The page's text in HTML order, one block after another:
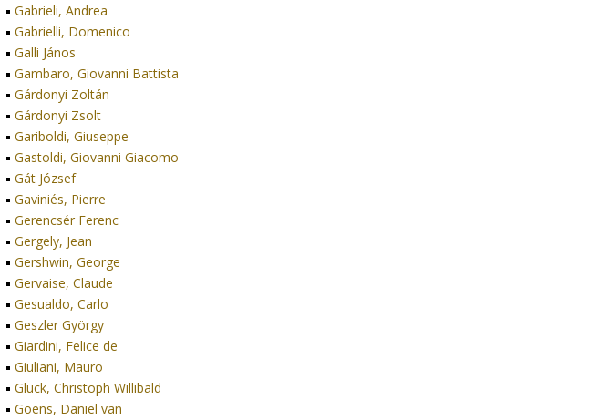
Gabrieli, Andrea
Gabrielli, Domenico
Galli János
Gambaro, Giovanni Battista
Gárdonyi Zoltán
Gárdonyi Zsolt
Gariboldi, Giuseppe
Gastoldi, Giovanni Giacomo
Gát József
Gaviniés, Pierre
Gerencsér Ferenc
Gergely, Jean
Gershwin, George
Gervaise, Claude
Gesualdo, Carlo
Geszler György
Giardini, Felice de
Giuliani, Mauro
Gluck, Christoph Willibald
Goens, Daniel van